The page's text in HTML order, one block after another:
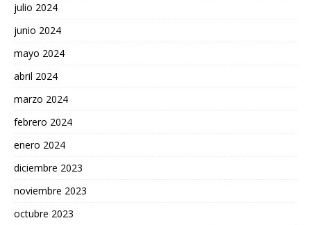
julio 2024
junio 2024
mayo 2024
abril 2024
marzo 2024
febrero 2024
enero 2024
diciembre 2023
noviembre 2023
octubre 2023